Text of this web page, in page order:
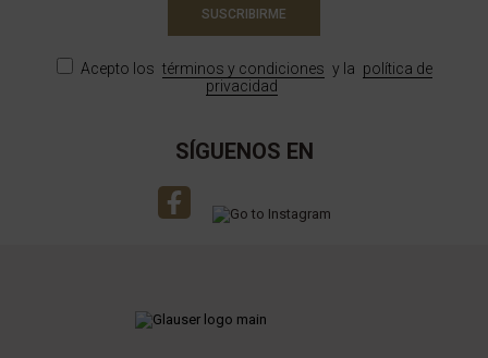
SUSCRIBIRME
Acepto los términos y condiciones y la política de
privacidad
SÍGUENOS EN